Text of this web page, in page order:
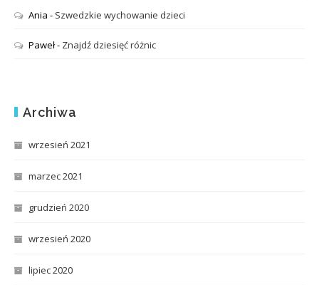
Ania - Szwedzkie wychowanie dzieci
Paweł- Znajdź dziesięć różnic
Archiwa
wrzesień 2021
marzec 2021
grudzień 2020
wrzesień 2020
lipiec 2020